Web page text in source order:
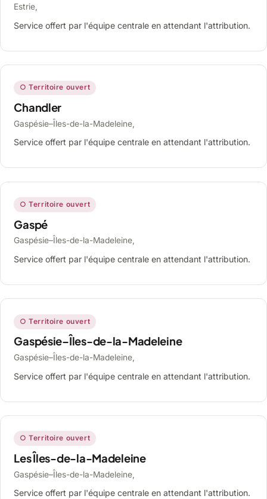
Estrie,
Service offert par l'équipe centrale en attendant l'attribution.
○ Territoire ouvert
Chandler
Gaspésie–Îles-de-la-Madeleine,
Service offert par l'équipe centrale en attendant l'attribution.
○ Territoire ouvert
Gaspé
Gaspésie–Îles-de-la-Madeleine,
Service offert par l'équipe centrale en attendant l'attribution.
○ Territoire ouvert
Gaspésie–Îles-de-la-Madeleine
Gaspésie–Îles-de-la-Madeleine,
Service offert par l'équipe centrale en attendant l'attribution.
○ Territoire ouvert
Les Îles-de-la-Madeleine
Gaspésie–Îles-de-la-Madeleine,
Service offert par l'équipe centrale en attendant l'attribution.